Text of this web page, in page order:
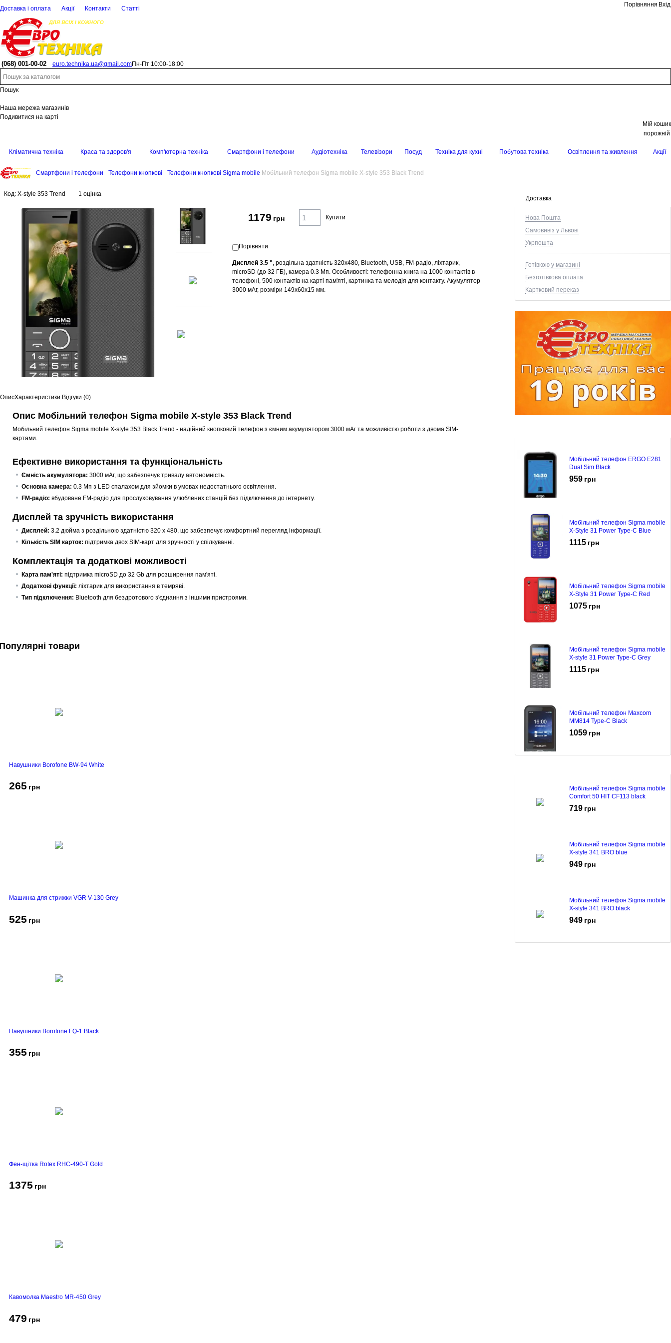
Доставка і оплата Акції Контакти Статті
Порівняння Вхід
(068) 001-00-02 euro.technika.ua@gmail.comПн-Пт 10:00-18:00
Пошук
Наша мережа магазинів
Подивитися на карті
Мій кошик
порожній
Кліматична техніка Краса та здоров'я Комп'ютерна техніка Смартфони і телефони Аудіотехніка Телевізори Посуд Техніка для кухні Побутова техніка Освітлення та живлення Акції
Смартфони і телефони Телефони кнопкові Телефони кнопкові Sigma mobile Мобільний телефон Sigma mobile X-style 353 Black Trend
Доставка
Нова Пошта
Самовивіз у Львові
Укрпошта
Готівкою у магазині
Безготівкова оплата
Картковий переказ
Мобільний телефон ERGO E281
Dual Sim Black
959 грн
Мобільний телефон Sigma mobile
X-Style 31 Power Type-C Blue
1115 грн
Мобільний телефон Sigma mobile
X-Style 31 Power Type-C Red
1075 грн
Мобільний телефон Sigma mobile
X-style 31 Power Type-C Grey
1115 грн
Мобільний телефон Maxcom
MM814 Type-C Black
1059 грн
Мобільний телефон Sigma mobile
Comfort 50 HIT CF113 black
719 грн
Мобільний телефон Sigma mobile
X-style 341 BRO blue
949 грн
Мобільний телефон Sigma mobile
X-style 341 BRO black
949 грн
Код: X-style 353 Trend 1 оцінка
1179 грн Купити
Порівняти
Дисплей 3.5 ", роздільна здатність 320х480, Bluetooth, USB, FM-радіо, ліхтарик,
microSD (до 32 ГБ), камера 0.3 Мп. Особливості: телефонна книга на 1000 контактів в
телефоні, 500 контактів на карті пам'яті, картинка та мелодія для контакту. Акумулятор
3000 мАг, розміри 149x60x15 мм.
ОписХарактеристики Відгуки (0)
Опис Мобільний телефон Sigma mobile X-style 353 Black Trend
Мобільний телефон Sigma mobile X-style 353 Black Trend - надійний кнопковий телефон з ємним акумулятором 3000 мАг та можливістю роботи з двома SIM-
картами.
Ефективне використання та функціональність
Ємність акумулятора: 3000 мАг, що забезпечує тривалу автономність.
Основна камера: 0.3 Мп з LED спалахом для зйомки в умовах недостатнього освітлення.
FM-радіо: вбудоване FM-радіо для прослуховування улюблених станцій без підключення до інтернету.
Дисплей та зручність використання
Дисплей: 3.2 дюйма з роздільною здатністю 320 х 480, що забезпечує комфортний перегляд інформації.
Кількість SIM карток: підтримка двох SIM-карт для зручності у спілкуванні.
Комплектація та додаткові можливості
Карта пам'яті: підтримка microSD до 32 Gb для розширення пам'яті.
Додаткові функції: ліхтарик для використання в темряві.
Тип підключення: Bluetooth для бездротового з'єднання з іншими пристроями.
товари
Навушники Borofone BW-94 White
265 грн
Машинка для стрижки VGR V-130 Grey
525 грн
Навушники Borofone FQ-1 Black
355 грн
Фен-щітка Rotex RHC-490-T Gold
1375 грн
Кавомолка Maestro MR-450 Grey
479 грн